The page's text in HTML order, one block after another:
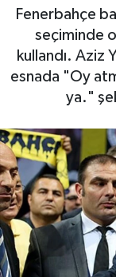
Fenerbahçe
seçiminde
kullandı. Aziz
esnada "Oy
ya."
Haber